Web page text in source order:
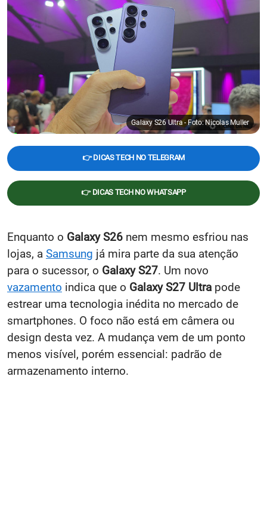
Galaxy S26 Ultra - Foto: Nicolas Muller
👉 DICAS TECH NO TELEGRAM
👉 DICAS TECH NO WHATSAPP
Enquanto o Galaxy S26 nem mesmo esfriou nas
lojas, a Samsung já mira parte da sua atenção
para o sucessor, o Galaxy S27. Um novo
vazamento indica que o Galaxy S27 Ultra pode
estrear uma tecnologia inédita no mercado de
smartphones. O foco não está em câmera ou
design desta vez. A mudança vem de um ponto
menos visível, porém essencial: padrão de
armazenamento interno.